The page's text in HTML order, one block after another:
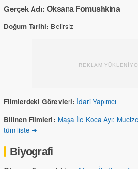
Gerçek Adı: Oksana Fomushkina
Doğum Tarihi: Belirsiz
REKLAM
Filmlerdeki Görevleri: İdari Yapımcı
Bilinen Filmleri: Maşa İle Koca Ayı:
tüm liste ➔
Biyografi